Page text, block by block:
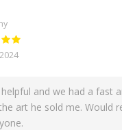
and we had a fast
art he sold me. Would